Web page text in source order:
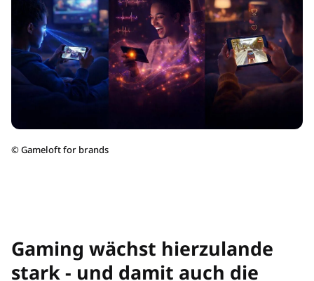
©Gameloft for brands
Gaming wächst hierzulande
stark - und damit auch die